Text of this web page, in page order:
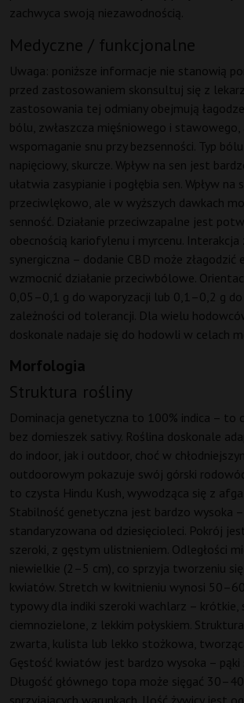
zachwyca swoją niezawodnością.
Medyczne / funkcjonalne
Uwaga: poniższe informacje nie stanowią
przed zastosowaniem skonsultuj się z
zastosowania tej odmiany obejmują
bólu, zwłaszcza mięśniowego i stawowego,
wspomaganie snu przy bezsenności. Typ
napięciowy, skurcze. Wpływ na sen jest
ułatwia zasypianie i pogłębia sen. Wpływ na
przeciwlękowo, ale w wyższych dawkach
senność. Działanie przeciwzapalne jest
obecnością kariofylenu i myrcenu. Interakcja
synergiczna – dodanie CBD może
wzmocnić działanie przeciwbólowe.
0,05–0,1 g do waporyzacji lub 0,1–0,2 g do
zależności od tolerancji. Dla wielu
doskonale nadaje się do hodowli w celach
Morfologia
Struktura rośliny
Dominacja genetyczna to 100% indica – to
bez domieszek sativy. Roślina doskonale
do indoor, jak i outdoor, choć w
outdoorowym pokazuje swój górski
to czysta Hindu Kush, wywodząca się z
Stabilność genetyczna jest bardzo wysoka
standaryzowana od dziesięcioleci. Pokrój
szeroki, z gęstym ulistnieniem. Odległości
niewielkie (2–5 cm), co sprzyja tworzeniu
kwiatów. Stretch w kwitnieniu wynosi
typowy dla indiki szeroki wachlarz – krótkie,
ciemnozielone, z lekkim połyskiem.
zwarta, kulista lub lekko stożkowa,
Gęstość kwiatów jest bardzo wysoka – pąki
Długość głównego topa może sięgać